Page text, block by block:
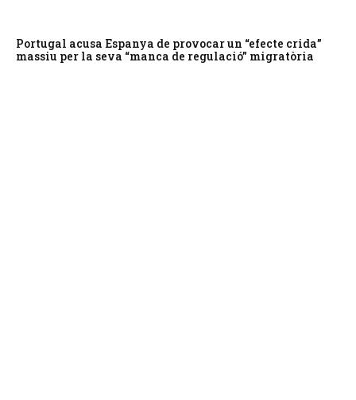
Portugal acusa Espanya de provocar un “efecte crida”
massiu per la seva “manca de regulació” migratòria